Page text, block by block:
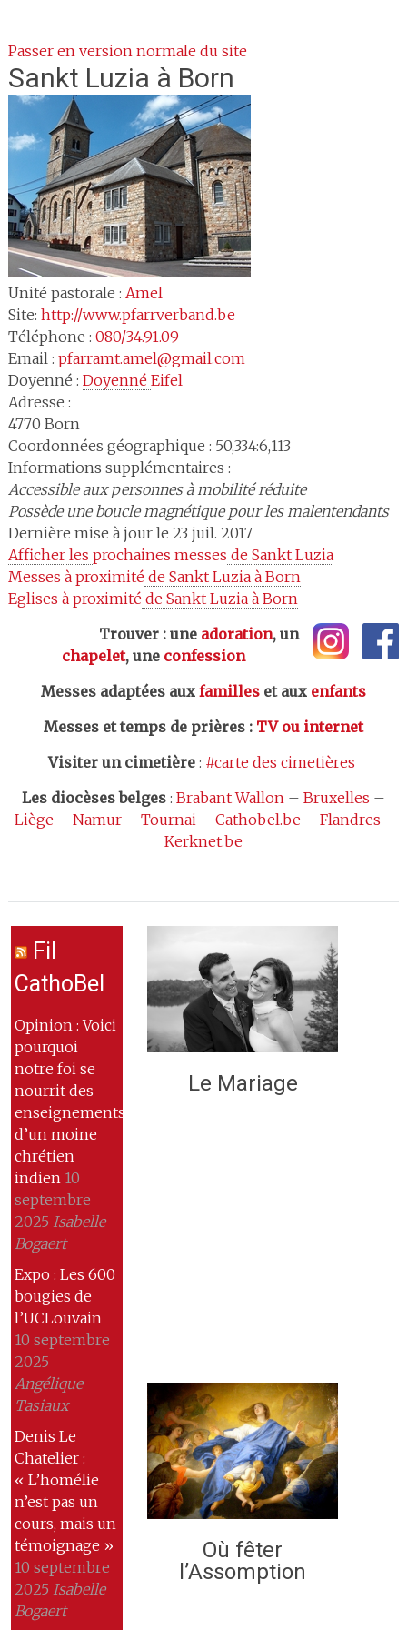
Passer en version normale du site
Sankt Luzia à Born
Unité pastorale : Amel
Site: http://www.pfarrverband.be
Téléphone : 080/34.91.09
Email : pfarramt.amel@gmail.com
Doyenné : Doyenné Eifel
Adresse :
4770 Born
Coordonnées géographique : 50,334:6,113
Informations supplémentaires :
Accessible aux personnes à mobilité réduite
Possède une boucle magnétique pour les malentendants
Dernière mise à jour le 23 juil. 2017
Afficher les prochaines messes de Sankt Luzia
Messes à proximité de Sankt Luzia à Born
Eglises à proximité de Sankt Luzia à Born
Trouver : une adoration, un
chapelet, une confession
Messes adaptées aux familleset aux enfants
Messes et temps de prières: TV ou internet
Visiter un cimetière: #carte des cimetières
Les diocèses belges: Brabant Wallon– Bruxelles –
Liège – Namur– Tournai– Cathobel.be – Flandres –
Kerknet.be
Fil
CathoBel
Opinion : Voici
pourquoi
notre foi se
nourrit des
enseignements
d’un moine
chrétien
indien 10
septembre
2025 Isabelle
Bogaert
Expo : Les 600
bougies de
l’UCLouvain
10 septembre
2025
Angélique
Tasiaux
Denis Le
Chatelier :
« L’homélie
n’est pas un
cours, mais un
témoignage »
10 septembre
2025 Isabelle
Bogaert
Le Mariage
Où fêter
l’Assomption